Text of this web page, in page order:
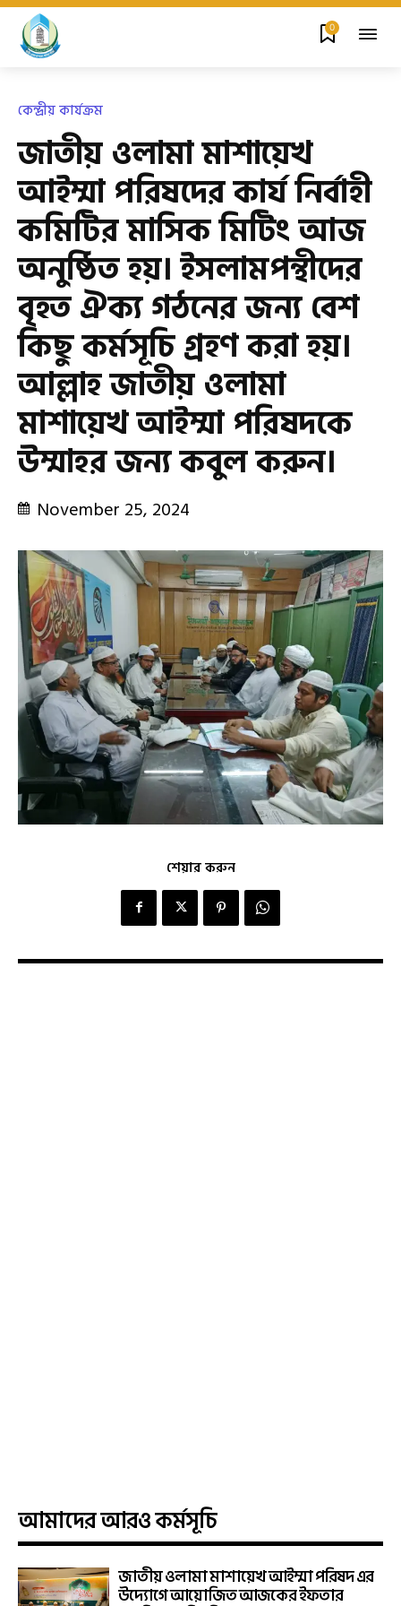
0
কেন্দ্রীয় কার্যক্রম
জাতীয় ওলামা মাশায়েখ
আইম্মা পরিষদের কার্য নির্বাহী
কমিটির মাসিক মিটিং আজ
অনুষ্ঠিত হয়। ইসলামপন্থীদের
বৃহত ঐক্য গঠনের জন্য বেশ
কিছু কর্মসূচি গ্রহণ করা হয়।
আল্লাহ জাতীয় ওলামা
মাশায়েখ আইম্মা পরিষদকে
উম্মাহর জন্য কবুল করুন।
November 25, 2024
শেয়ার করুন
আমাদের আরও কর্মসূচি
জাতীয় ওলামা মাশায়েখ আইম্মা পরিষদ এর
উদ্যোগে আয়োজিত আজকের ইফতার